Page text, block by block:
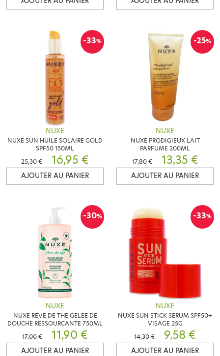
-33%
NUXE
NUXE SUN HUILE SOLAIRE GOLD
SPF50 150ML
25,30 €
16,95 €
AJOUTER AU PANIER
-25%
NUXE
NUXE PRODIGIEUX LAIT
PARFUME 200ML
17,80 €
13,35 €
AJOUTER AU PANIER
-30%
NUXE
NUXE REVE DE THE GELEE DE
DOUCHE RESSOURCANTE 750ML
17,00 €
11,90 €
AJOUTER AU PANIER
-33%
NUXE
NUXE SUN STICK SERUM SPF50+
VISAGE 25G
14,30 €
9,58 €
AJOUTER AU PANIER